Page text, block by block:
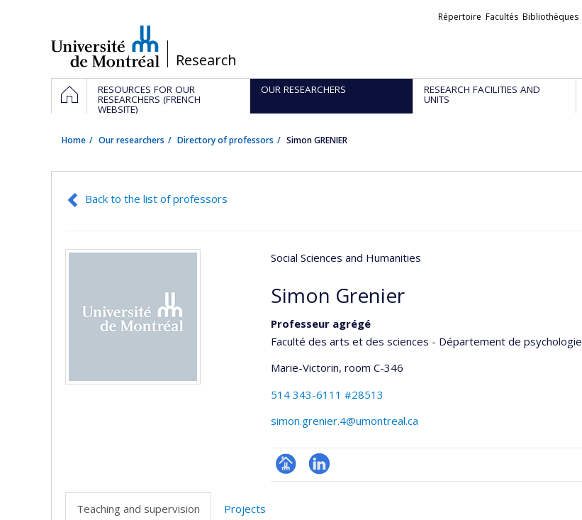
/Research
Liens
Répertoire Facultés Bibliothèques
Navigation
principale
HOMERESOURCES FOR OUR
RESEARCHERS (FRENCH
WEBSITE)
OUR RESEARCHERS RESEARCH FACILITIES AND
UNITS
Home Our researchers Directory of professors Simon GRENIER
Back to the list of professors
Social Sciences and Humanities
Simon Grenier
Professeur agrégé
Faculté des arts et des sciences - Département de psychologie
Marie-Victorin, room C-346
514 343-6111 #28513
simon.grenier.4@umontreal.ca
Page LinkedIn
Teaching and supervision
Projects